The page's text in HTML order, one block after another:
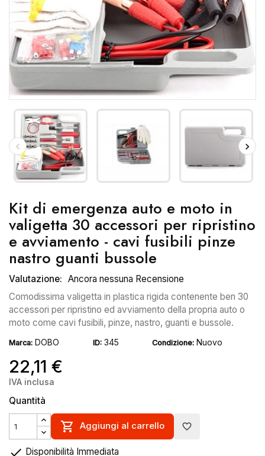
Kit di emergenza auto e moto in
valigetta 30 accessori per ripristino
e avviamento - cavi fusibili pinze
nastro guanti bussole
Valutazione: Ancora nessuna Recensione
Comodissima valigetta in plastica rigida contenente ben 30
accessori per ripristino ed avviamento della propria auto o
moto come cavi fusibili, pinze, nastro, guanti e bussole.
Marca: DOBO ID: 345 Condizione: Nuovo
22,11 €
IVA inclusa
Quantità
 Aggiungi al carrello favorite_border
 Disponibilità Immediata